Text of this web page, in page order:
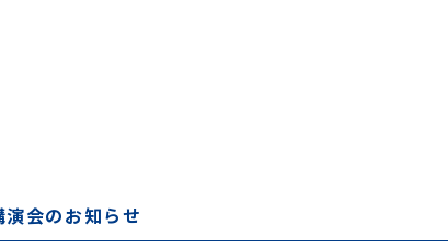
会のお知らせ